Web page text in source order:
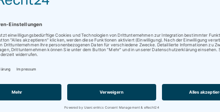
E, B, 2, 75dB
Kauf stellen. Für alles weitere kontaktieren Sie uns einfach
oder Abholungen vor Ort nur nach vorheriger
!